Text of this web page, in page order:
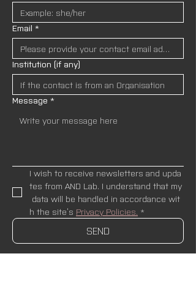
Email *
Institution (if any)
Message *
I wish to receive newsletters and upda
tes from AND Lab. I understand that my
data will be handled in accordance wit
h the site’s Privacy Policies. *
SEND